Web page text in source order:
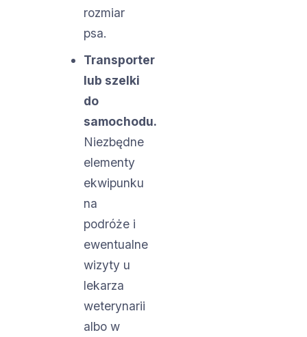
rozmiar
psa.
Transporter
lub szelki
do
samochodu.
Niezbędne
elementy
ekwipunku
na
podróże i
ewentualne
wizyty u
lekarza
weterynarii
albo w